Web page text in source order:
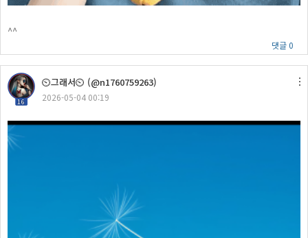
^^
댓글 0
16
⏲그래서⏲ (@n1760759263)
2026-05-04 00:19